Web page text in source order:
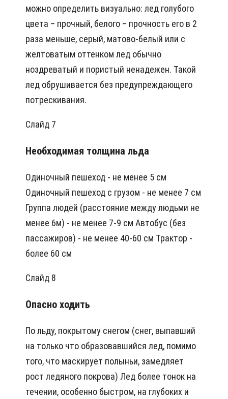
можно определить визуально: лед голубого
цвета – прочный, белого – прочность его в 2
раза меньше, серый, матово-белый или с
желтоватым оттенком лед обычно
ноздреватый и пористый ненадежен. Такой
лед обрушивается без предупреждающего
потрескивания.
Слайд 7
Необходимая толщина льда
Одиночный пешеход - не менее 5 см
Одиночный пешеход с грузом - не менее 7 см
Группа людей (расстояние между людьми не
менее 6м) - не менее 7-9 см Автобус (без
пассажиров) - не менее 40-60 см Трактор -
более 60 см
Слайд 8
Опасно ходить
По льду, покрытому снегом (снег, выпавший
на только что образовавшийся лед, помимо
того, что маскирует полыньи, замедляет
рост ледяного покрова) Лед более тонок на
течении, особенно быстром, на глубоких и